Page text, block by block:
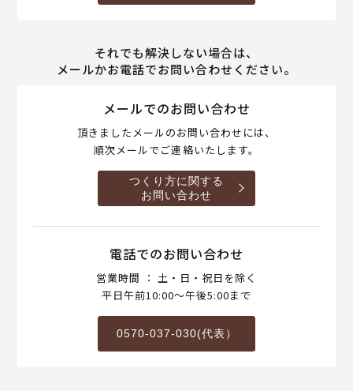
それでも解決しない場合は、
メールかお電話でお問い合わせください。
メールでのお問い合わせ
頂きましたメールのお問い合わせには、
順次メールでご連絡いたします。
つくり方に関する
お問い合わせ
電話でのお問い合わせ
営業時間 ： 土・日・祝日を除く
平日午前10:00～午後5:00まで
0570-037-030(代表）